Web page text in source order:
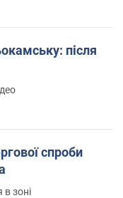
після
спроби
в зоні